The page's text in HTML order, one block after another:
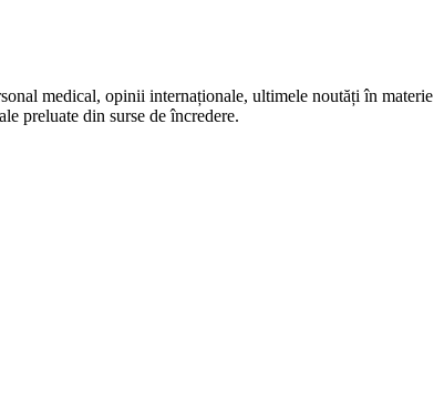
medical, opinii internaționale, ultimele noutăți în
preluate din surse de încredere.